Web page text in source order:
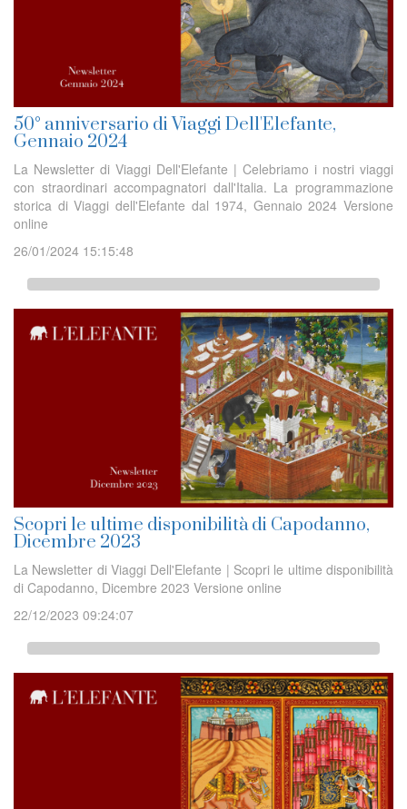
50° anniversario di Viaggi Dell'Elefante,
Gennaio 2024
La Newsletter di Viaggi Dell'Elefante | Celebriamo i nostri viaggi
con straordinari accompagnatori dall'Italia. La programmazione
storica di Viaggi dell'Elefante dal 1974, Gennaio 2024 Versione
online
26/01/2024 15:15:48
Scopri le ultime disponibilità di Capodanno,
Dicembre 2023
La Newsletter di Viaggi Dell'Elefante | Scopri le ultime disponibilità
di Capodanno, Dicembre 2023 Versione online
22/12/2023 09:24:07